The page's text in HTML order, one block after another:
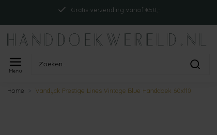
Gratis verzending vanaf €50,-
Menu
Home Vandyck Prestige Lines Vintage Blue Handdoek 60x110